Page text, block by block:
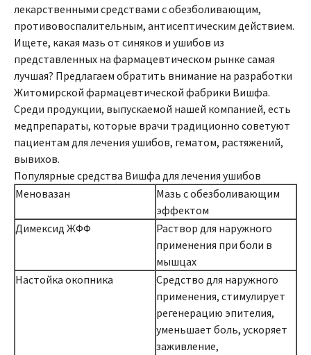
лекарственными средствами с обезболивающим,
противовоспалительным, антисептическим действием.
Ищете, какая мазь от синяков и ушибов из
представленных на фармацевтическом рынке самая
лучшая? Предлагаем обратить внимание на разработки
Житомирской фармацевтической фабрики Вишфа.
Среди продукции, выпускаемой нашей компанией, есть
медпрепараты, которые врачи традиционно советуют
пациентам для лечения ушибов, гематом, растяжений,
вывихов.
Популярные средства Вишфа для лечения ушибов
Меновазан
Мазь с обезболивающим
эффектом
Димексид ЖФФ
Раствор для наружного
применения при боли в
мышцах
Настойка окопника
Средство для наружного
применения, стимулирует
регенерацию эпителия,
уменьшает боль, ускоряет
заживление,